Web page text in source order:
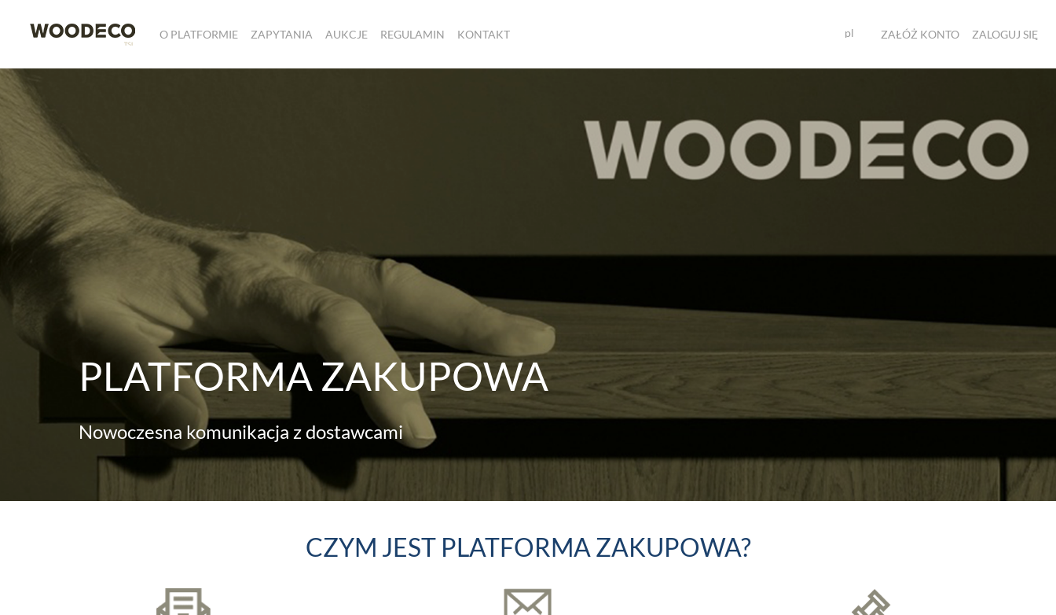
O PLATFORMIE ZAPYTANIA AUKCJE REGULAMIN KONTAKT pl ZAŁÓŻ KONTO ZALOGUJ SIĘ
PLATFORMA ZAKUPOWA
Nowoczesna komunikacja z dostawcami
CZYM JEST PLATFORMA ZAKUPOWA?